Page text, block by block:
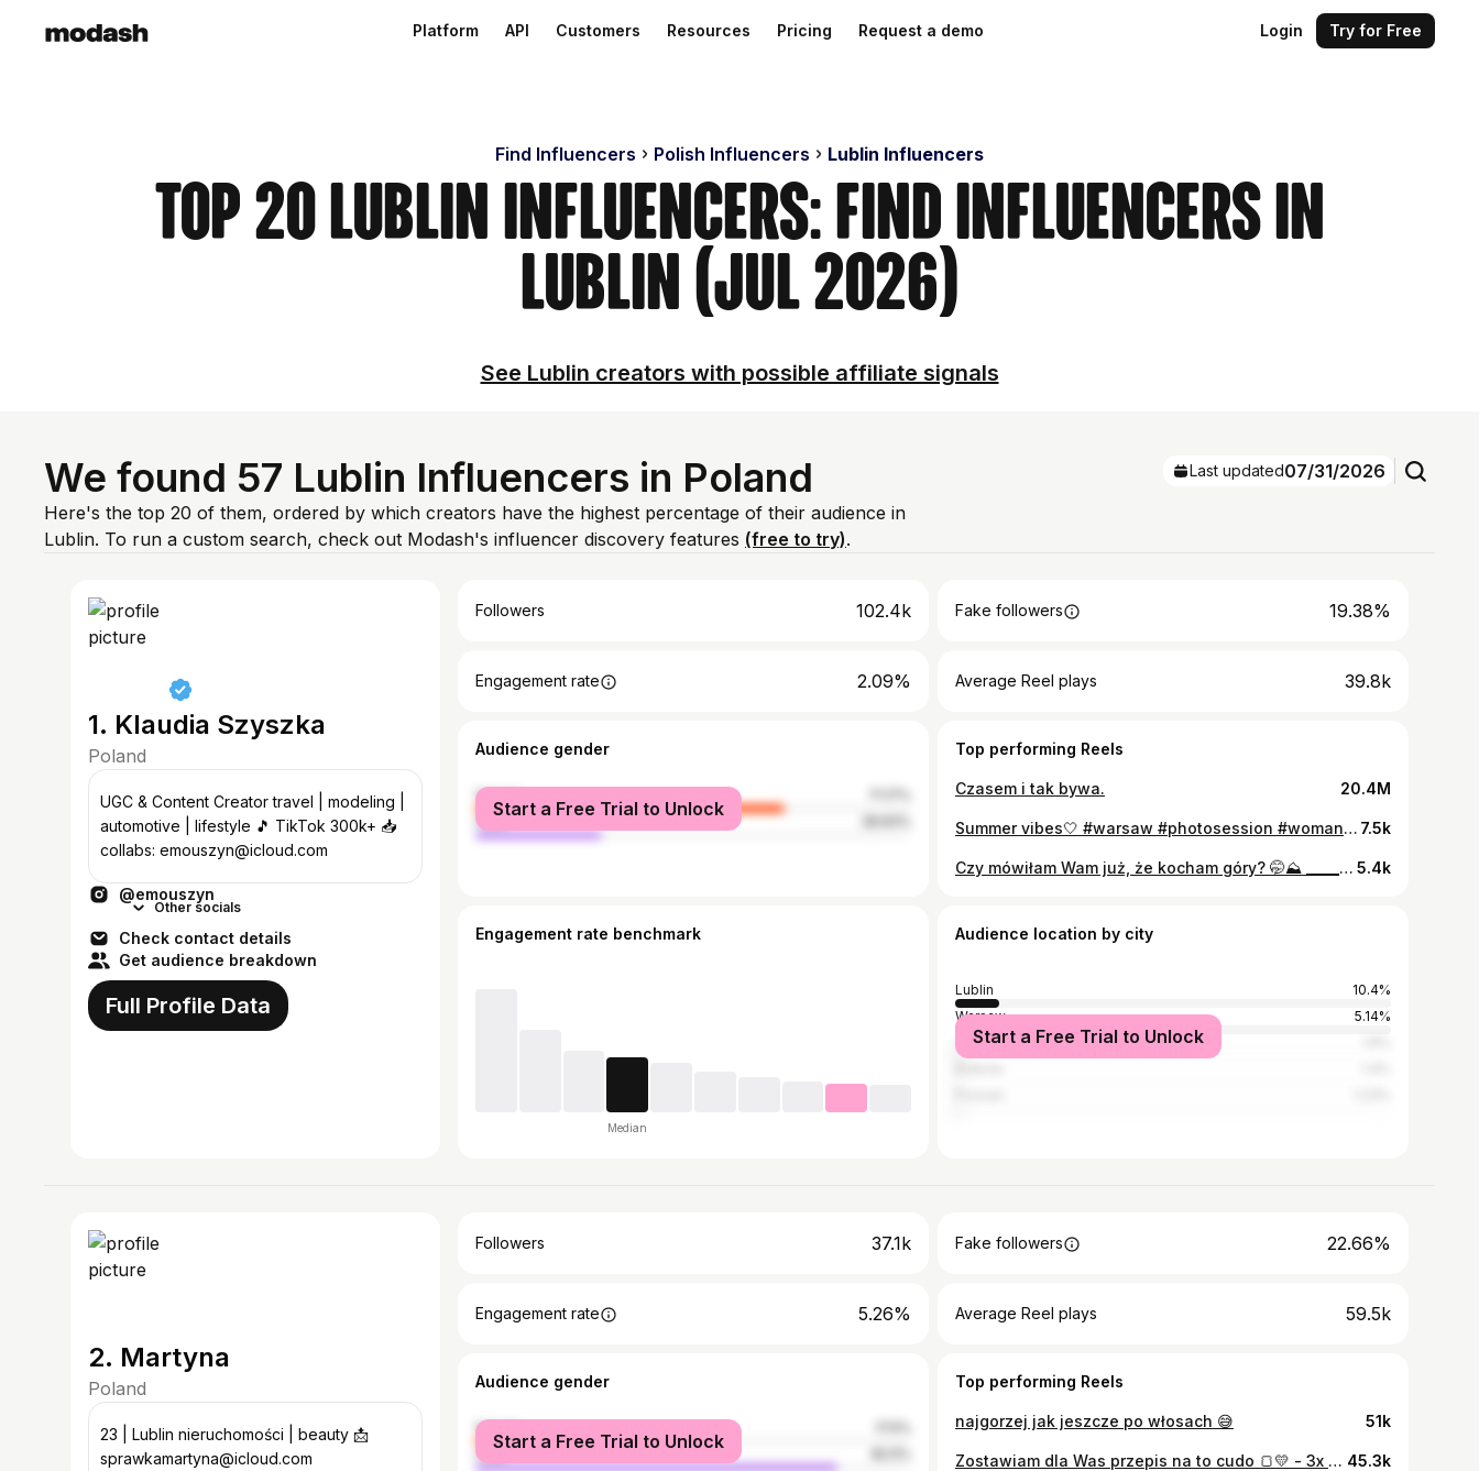
Platform API Customers Resources Pricing Request a demo Login Try for Free
Find Influencers Polish Influencers Lublin Influencers
Top 20 Lublin Influencers: Find Influencers in
Lublin (Jul 2026)
See Lublin creators with possible affiliate signals
We found 57 Lublin Influencers in Poland
Here's the top 20 of them, ordered by which creators have the highest percentage of their audience in
Lublin. To run a custom search, check out Modash's influencer discovery features (free to try).
Last updated07/31/2026
1. Klaudia Szyszka
Poland
UGC & Content Creator travel | modeling |
automotive | lifestyle 🎵 TikTok 300k+ 📥
collabs: emouszyn@icloud.com
@emouszyn
Other socials
Check contact details
Get audience breakdown
Full Profile Data
Followers 102.4k Fake followers 19.38%
Engagement rate 2.09% Average Reel plays 39.8k
Audience gender
female
male
Start a Free Trial to Unlock
Top performing Reels
Czasem i tak bywa. 20.4M
Summer vibes🤍 #warsaw #photosession #woman #dress #elegant #photoshoot #instagood 7.5k
Czy mówiłam Wam już, że kocham góry? 🤭⛰️ _______________ #nosal #tatry #zakopane #tatramountains #góry #tatrzanskiparknarodowy #hiking #górypolskie #mountains #naturelovers #polskiegóry #szczytujemy #kochamgóry #tatrypolskie @shotgunwear @see_bloggers 5.4k
Engagement rate benchmark
Median
Audience location by city
Lublin
10.4%
Warsaw
5.14%
Chełm
Start a Free Trial to Unlock
2. Martyna
Poland
23 | Lublin nieruchomości | beauty 📩
sprawkamartyna@icloud.com
Followers 37.1k Fake followers 22.66%
Engagement rate 5.26% Average Reel plays 59.5k
Audience gender
female
male
Start a Free Trial to Unlock
Top performing Reels
najgorzej jak jeszcze po włosach 😅 51k
Zostawiam dla Was przepis na to cudo 🍞💛 - 3x 🍌 - 1/3 kostki 🧈 - 0,5 szklanki cukru - 1,5 szklanki mąki pszennej - 2x🥚 - łyżeczka sody Rozgniatamy banany, dodajemy roztopione masło, w drugiej misce łączymy jajka z cukrem i dodajemy do bananów. Dosypujemy mąkę i sodę. Mieszamy i przekładamy do formy (można ją wysmarować odrobiną masła i obsypać bułką tartą). Pieczemy 50-60 minut w 170 stopniach 💛🍌 45.3k